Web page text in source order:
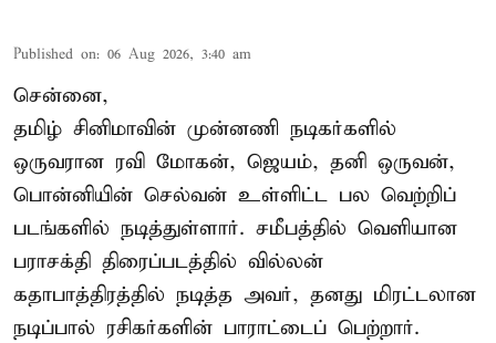
Published on: 06 Aug 2026, 3:40 am
சென்னை,
தமிழ் சினிமாவின் முன்னணி நடிகர்களில்
ஒருவரான ரவி மோகன், ஜெயம், தனி ஒருவன்,
பொன்னியின் செல்வன் உள்ளிட்ட பல வெற்றிப்
படங்களில் நடித்துள்ளார். சமீபத்தில் வெளியான
பராசக்தி திரைப்படத்தில் வில்லன்
கதாபாத்திரத்தில் நடித்த அவர், தனது மிரட்டலான
நடிப்பால் ரசிகர்களின் பாராட்டைப் பெற்றார்.